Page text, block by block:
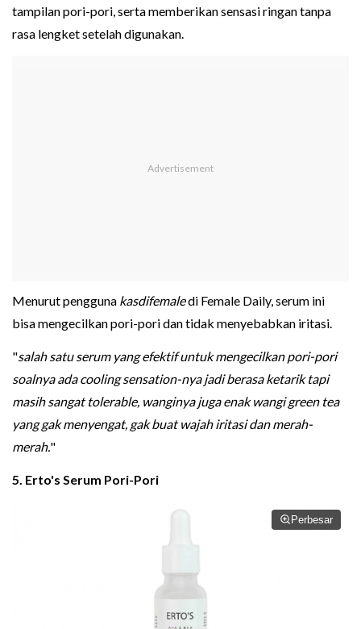
tampilan pori-pori, serta memberikan sensasi ringan tanpa
rasa lengket setelah digunakan.
Menurut pengguna kasdifemaledi Female Daily, serum ini
bisa mengecilkan pori-pori dan tidak menyebabkan iritasi.
"salah satu serum yang efektif untuk mengecilkan pori-pori
soalnya ada cooling sensation-nya jadi berasa ketarik tapi
masih sangat tolerable, wanginya juga enak wangi green tea
yang gak menyengat, gak buat wajah iritasi dan merah-
merah."
5. Erto's Serum Pori-Pori
Perbesar